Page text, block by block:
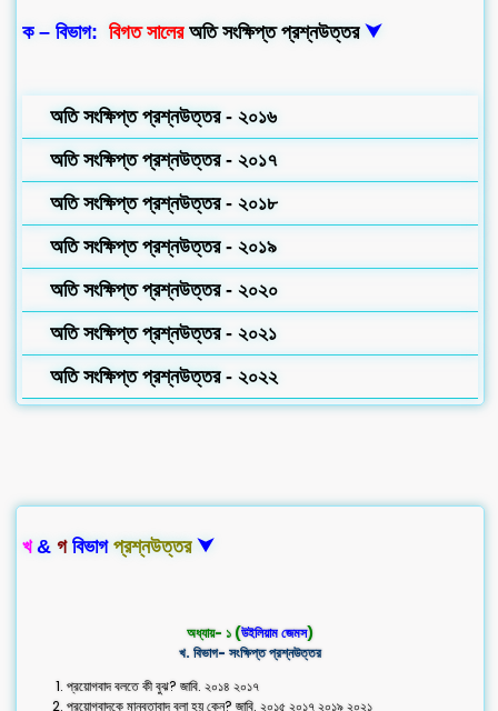
ক – বিভাগ: বিগত সালের অতি সংক্ষিপ্ত প্রশ্নউত্তর ⮟
অতি সংক্ষিপ্ত প্রশ্নউত্তর - ২০১৬
অতি সংক্ষিপ্ত প্রশ্নউত্তর - ২০১৭
অতি সংক্ষিপ্ত প্রশ্নউত্তর - ২০১৮
অতি সংক্ষিপ্ত প্রশ্নউত্তর - ২০১৯
অতি সংক্ষিপ্ত প্রশ্নউত্তর - ২০২০
অতি সংক্ষিপ্ত প্রশ্নউত্তর - ২০২১
অতি সংক্ষিপ্ত প্রশ্নউত্তর - ২০২২
খ& গবিভাগ প্রশ্নউত্তর ⮟
অধ্যায়- ১ (উইলিয়াম জেমস)
খ. বিভাগ- সংক্ষিপ্ত প্রশ্নউত্তর
প্রয়োগবাদ বলতে কী বুঝ? জাবি. ২০১৪ ২০১৭
প্রয়োগবাদকে মানবতাবাদ বলা হয় কেন? জাবি. ২০১৫ ২০১৭ ২০১৯ ২০২১